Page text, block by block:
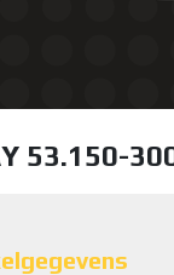
53.150-